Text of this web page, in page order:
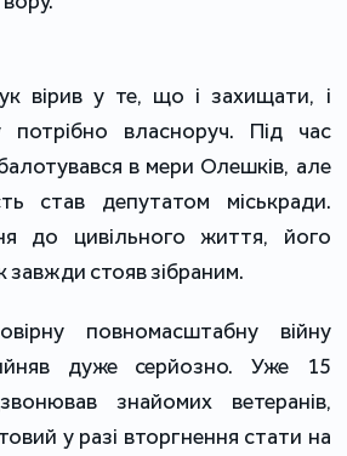
вірив у те, що і захищати, і
потрібно власноруч. Під час
в мери Олешків, але
став депутатом міськради.
до цивільного життя, його
стояв зібраним.
повномасштабну війну
дуже серйозно. Уже 15
знайомих ветеранів,
у разі вторгнення стати на